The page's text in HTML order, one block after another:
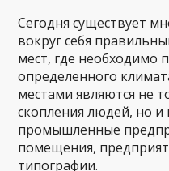
Сегодня существует
вокруг себя
мест, где необходимо
определенного
местами являются не
скопления людей, но
промышленные
помещения,
типографии.